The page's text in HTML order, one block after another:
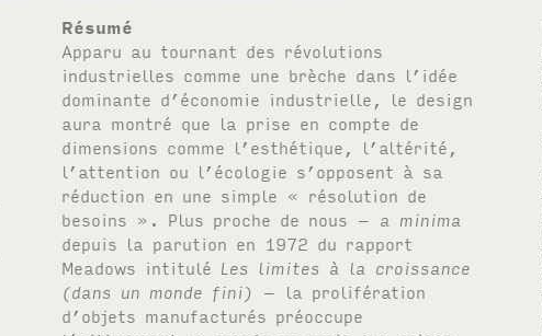
Résumé
Apparu au tournant des révolutions
industrielles comme une brèche dans l’idée
dominante d’économie industrielle, le design
aura montré que la prise en compte de
dimensions comme l’esthétique, l’altérité,
l’attention ou l’écologie s’opposent à sa
réduction en une simple « résolution de
besoins ». Plus proche de nous – a minima
depuis la parution en 1972 du rapport
Meadows intitulé Les limites à la croissance
(dans un monde fini) – la prolifération
d’objets manufacturés préoccupe